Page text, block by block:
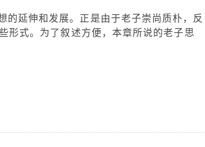
的延伸和发展。正是由于老子崇尚质朴，反
形式。为了叙述方便，本章所说的老子思